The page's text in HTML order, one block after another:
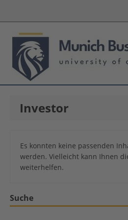
Investor
Es konnten keine passenden
werden. Vielleicht kann Ihnen
weiterhelfen.
Suche